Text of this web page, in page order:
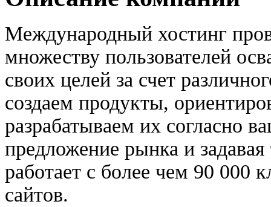
Международный хостинг
множеству пользователей
своих целей за счет
создаем продукты,
разрабатываем их согласно
предложение рынка и
работает с более чем 90 000
сайтов.